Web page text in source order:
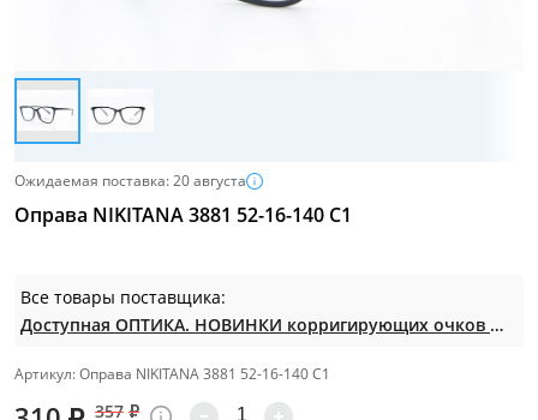
Ожидаемая поставка: 20 августа
Оправа NIKITANA 3881 52-16-140 C1
Все товары поставщика:
Доступная ОПТИКА. НОВИНКИ корригирующих очков по СУПЕР ценам. Таких нет на МП.
Артикул: Оправа NIKITANA 3881 52-16-140 C1
357 ₽